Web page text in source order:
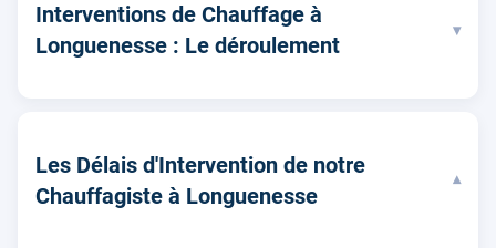
Interventions de Chauffage à
Longuenesse : Le déroulement
▾
Les Délais d'Intervention de notre
Chauffagiste à Longuenesse
▾